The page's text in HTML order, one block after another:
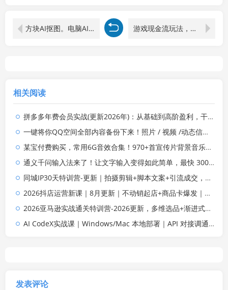
方块AI抠图。电脑AI抠图工具，支持单张抠图、批量抠图、证件照制作与排版打印 游戏现金流玩法，个人2w+，团队10w+，自己做老板
相关阅读
拼多多年费会员实战(更新2026年)：从基础到高阶盈利，干货拉满，帮你建立稳定盈利运营知识体系
一键将你QQ空间全部内容备份下来！照片 / 视频 /动态信息全存本地，Github最新开源项目 QzoneArchive
某宝付费购买，常用6G音效合集！970+首宣传片背景音乐，无版权可商用大气素材，分类清晰，高质量内容
通义千问输入法来了！让文字输入变得如此简单，最快 300 字/分，AI 自动润色，说话秒变工整文字
同城IP30天特训营-更新｜拍摄剪辑+脚本文案+引流成交，打爆本地流量提升门店业绩实操教学
2026抖店运营新课｜8月更新｜不动销起店+商品卡爆发｜达人玩法+店群批量复制｜轻松玩转抖音小店全域流量
2026亚马逊实战通关特训营-2026更新，多维选品+渐进式打法+AI应用，从0到1打造盈利店铺
AI CodeX实战课｜Windows/Mac 本地部署｜API 对接调通｜Skill 自制｜漫剧剪辑｜网站 VR 项目｜AI项目落地全教程
发表评论